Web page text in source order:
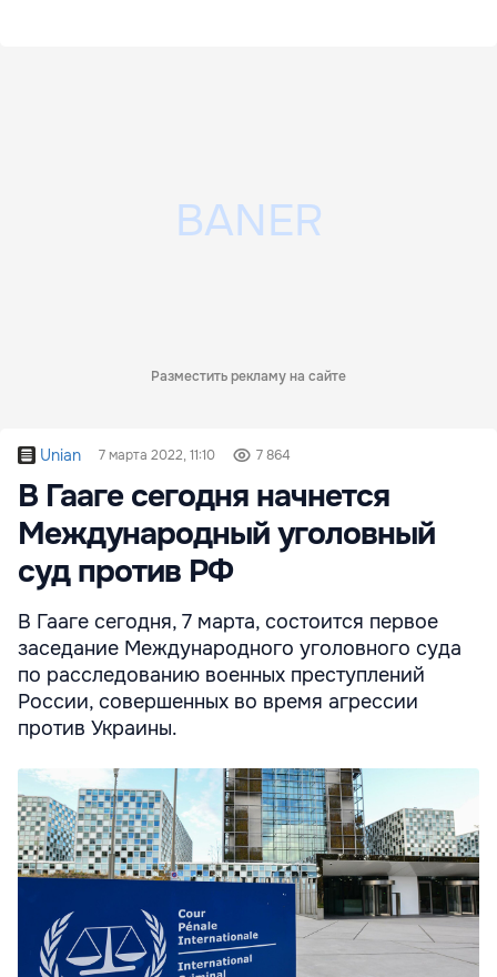
Разместить рекламу на сайте
Unian 7 марта 2022, 11:10 7 864
В Гааге сегодня начнется
Международный уголовный
суд против РФ
В Гааге сегодня, 7 марта, состоится первое
заседание Международного уголовного суда
по расследованию военных преступлений
России, совершенных во время агрессии
против Украины.